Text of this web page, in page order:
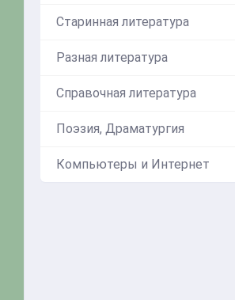
Старинная литература
Разная литература
Справочная литература
Поэзия, Драматургия
Компьютеры и Интернет